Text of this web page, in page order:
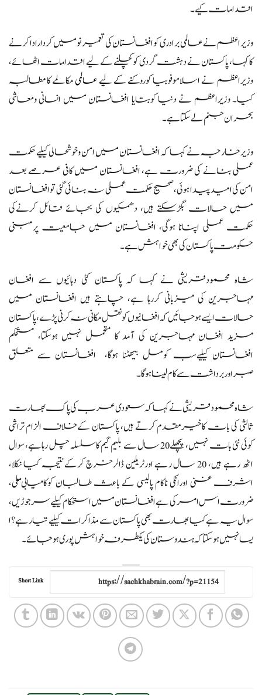
اقدامات کیے۔
وزیراعظم نےعالمی برادری کوافغانستان کی تعمیرنومیں کردارادا کرنے
کا کہا، پاکستان نے دہشت گردی کوکچلنے کے لیے اقدامات اٹھائے،
وزیراعظم نے اسلاموفوبیا کوروکنے کے لیے عالمیمکالمے کا مطالبہ
کیا۔ وزیراعظم نے دنیا کوبتایا افغانستان میں انسانی ومعاشی
بحران جنم لےسکتا ہے۔
وزیرخارجہ نے کہا کہ افغانستان میں امن وخوشحالی کیلیے حکمت
عملی بنانے کی ضرورت ہے، افغانستان میں کافی عرصے بعد
امن کی امید پیدا ہوئی، صحیح حکمت عملی نہ بنائی گئی توافغانستان
میں حالات بگڑسکتے ہیں، دھمکیوں کی بجائے قائل کرنےکی
حکمت عملی اپنانا ہوگی، افغانستان میں جامعیت پرمبنی
حکومت پاکستان کی بھی خواہش ہے۔
شاہ محمودقریشی نے کہا کہ پاکستان کئی دہائیوں سے افغان
مہاجرین کی میزبانی کررہا ہے، چاہتے ہیں افغانستان میں
حالات ایسے ہوجائیں کہ افغانیوں کونقل مکانی نہ کرنی پڑے، پاکستان
مزید افغان مہاجرین کی آمد کا متحمل نہیں ہوسکتا، مستحکم
افغانستان کیلیےسب کومل بیھٹنا ہوگا، افغانستان سے متعلق
صبراوربرداشت سےکام لینا ہوگا۔
شاہ محمود قریشی نے کہا کہ سعودی عرب کی پاک بھارت
ثالثی کی بات کاخیرمقدم کرتے ہیں، پاکستان کےخلاف الزام تراشی
کوئی نئی بات نہیں، پچھلے20 سال سے بلیم گیم کاسلسلہ چل رہاہے، سوال
اٹھ رہے ہیں، 20 سال رہے اورٹریلین ڈالرخرچ کرکےنتیجہ کیا نکلا،
اشرف غنی اورانکی ناکام پالیسی کے باعث طالبان کوکامیابی ملی،
ضرورت اس امرکی ہے افغانستان میں استحکام کیلیے سرجوڑیں،
سوال یہ ہے کیا بھارت بھی پاکستان سے مذاکرات کیلیے تیارہے؟ا
یسا نہیں ہوسکتا کہ ہندوستان کی یکطرفہ خواہش پوری ہوجائے۔
Short Link